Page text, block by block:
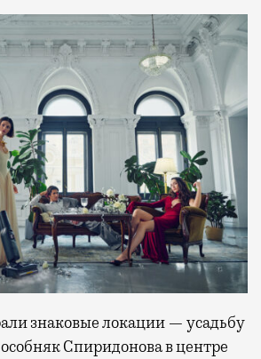
знаковые локации — усадьбу
Спиридонова в центре